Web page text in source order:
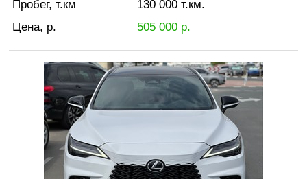
Пробег, т.км
130 000 т.км.
Цена, р.
505 000р.